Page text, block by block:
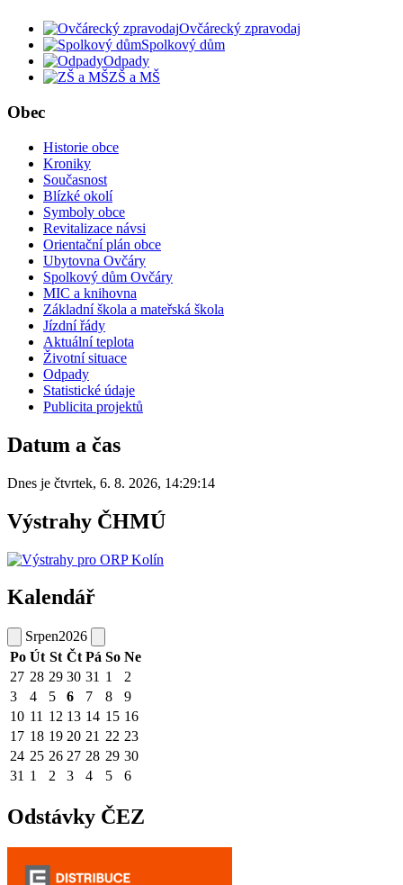
Ovčárecký zpravodaj
Spolkový dům
Odpady
ZŠ a MŠ
Obec
Historie obce
Kroniky
Současnost
Blízké okolí
Symboly obce
Revitalizace návsi
Orientační plán obce
Ubytovna Ovčáry
Spolkový dům Ovčáry
MIC a knihovna
Základní škola a mateřská škola
Jízdní řády
Aktuální teplota
Životní situace
Odpady
Statistické údaje
Publicita projektů
Datum a čas
Dnes je čtvrtek, 6. 8. 2026, 14:29:14
Výstrahy ČHMÚ
Kalendář
Srpen2026
Po Út St Čt Pá So Ne
27 28 29 30 31 1
2
3
4 5 6 7 8
9
10 11 12 13 14 15 16
17 18 19 20 21 22 23
24 25 26 27 28 29 30
31 1 2 3 4 5 6
Odstávky ČEZ